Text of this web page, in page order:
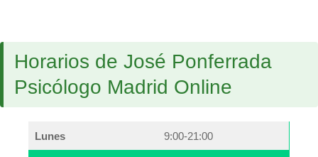
Horarios de José Ponferrada
Psicólogo Madrid Online
Lunes 9:00-21:00